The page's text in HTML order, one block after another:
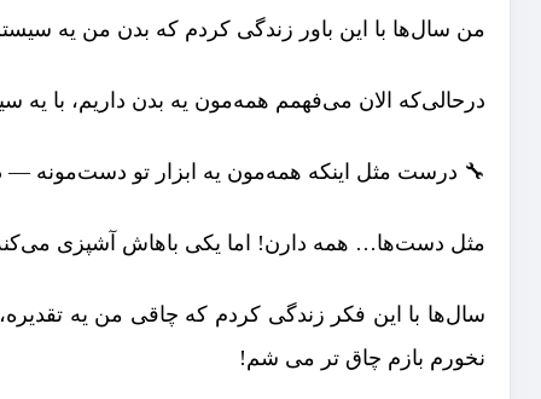
من سال‌ها با این باور زندگی کردم که بدن من یه
درحالی‌که الان می‌فهمم همه‌مون یه بدن داریم، با
🔧 درست مثل اینکه همه‌مون یه ابزار تو
مثل دست‌ها… همه دارن! اما یکی باهاش آشپزی
سال‌ها با این فکر زندگی کردم که چاقی من یه
نخورم بازم چاق تر می شم!